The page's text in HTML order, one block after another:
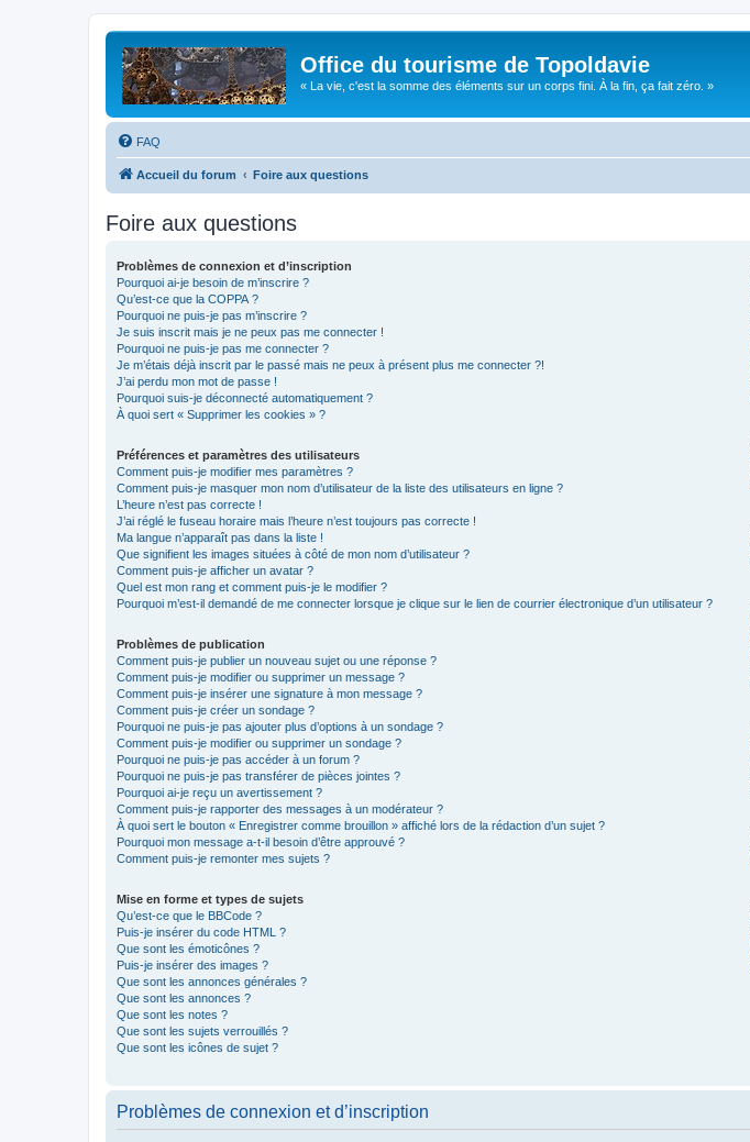
Office du tourisme de Topoldavie
« La vie, c'est la somme des éléments sur un corps fini. À la fin, ça fait zéro. »
FAQ
Accueil du forum Foire aux questions
Foire aux questions
Problèmes de connexion et d’inscription
Pourquoi ai-je besoin de m’inscrire ?
Qu’est-ce que la COPPA ?
Pourquoi ne puis-je pas m’inscrire ?
Je suis inscrit mais je ne peux pas me connecter !
Pourquoi ne puis-je pas me connecter ?
Je m’étais déjà inscrit par le passé mais ne peux à présent plus me connecter ?!
J’ai perdu mon mot de passe !
Pourquoi suis-je déconnecté automatiquement ?
À quoi sert « Supprimer les cookies » ?
Préférences et paramètres des utilisateurs
Comment puis-je modifier mes paramètres ?
Comment puis-je masquer mon nom d’utilisateur de la liste des utilisateurs en ligne ?
L’heure n’est pas correcte !
J’ai réglé le fuseau horaire mais l’heure n’est toujours pas correcte !
Ma langue n’apparaît pas dans la liste !
Que signifient les images situées à côté de mon nom d’utilisateur ?
Comment puis-je afficher un avatar ?
Quel est mon rang et comment puis-je le modifier ?
Pourquoi m’est-il demandé de me connecter lorsque je clique sur le lien de courrier électronique d’un utilisateur ?
Problèmes de publication
Comment puis-je publier un nouveau sujet ou une réponse ?
Comment puis-je modifier ou supprimer un message ?
Comment puis-je insérer une signature à mon message ?
Comment puis-je créer un sondage ?
Pourquoi ne puis-je pas ajouter plus d’options à un sondage ?
Comment puis-je modifier ou supprimer un sondage ?
Pourquoi ne puis-je pas accéder à un forum ?
Pourquoi ne puis-je pas transférer de pièces jointes ?
Pourquoi ai-je reçu un avertissement ?
Comment puis-je rapporter des messages à un modérateur ?
À quoi sert le bouton « Enregistrer comme brouillon » affiché lors de la rédaction d’un sujet ?
Pourquoi mon message a-t-il besoin d’être approuvé ?
Comment puis-je remonter mes sujets ?
Mise en forme et types de sujets
Qu’est-ce que le BBCode ?
Puis-je insérer du code HTML ?
Que sont les émoticônes ?
Puis-je insérer des images ?
Que sont les annonces générales ?
Que sont les annonces ?
Que sont les notes ?
Que sont les sujets verrouillés ?
Que sont les icônes de sujet ?
Problèmes de connexion et d’inscription